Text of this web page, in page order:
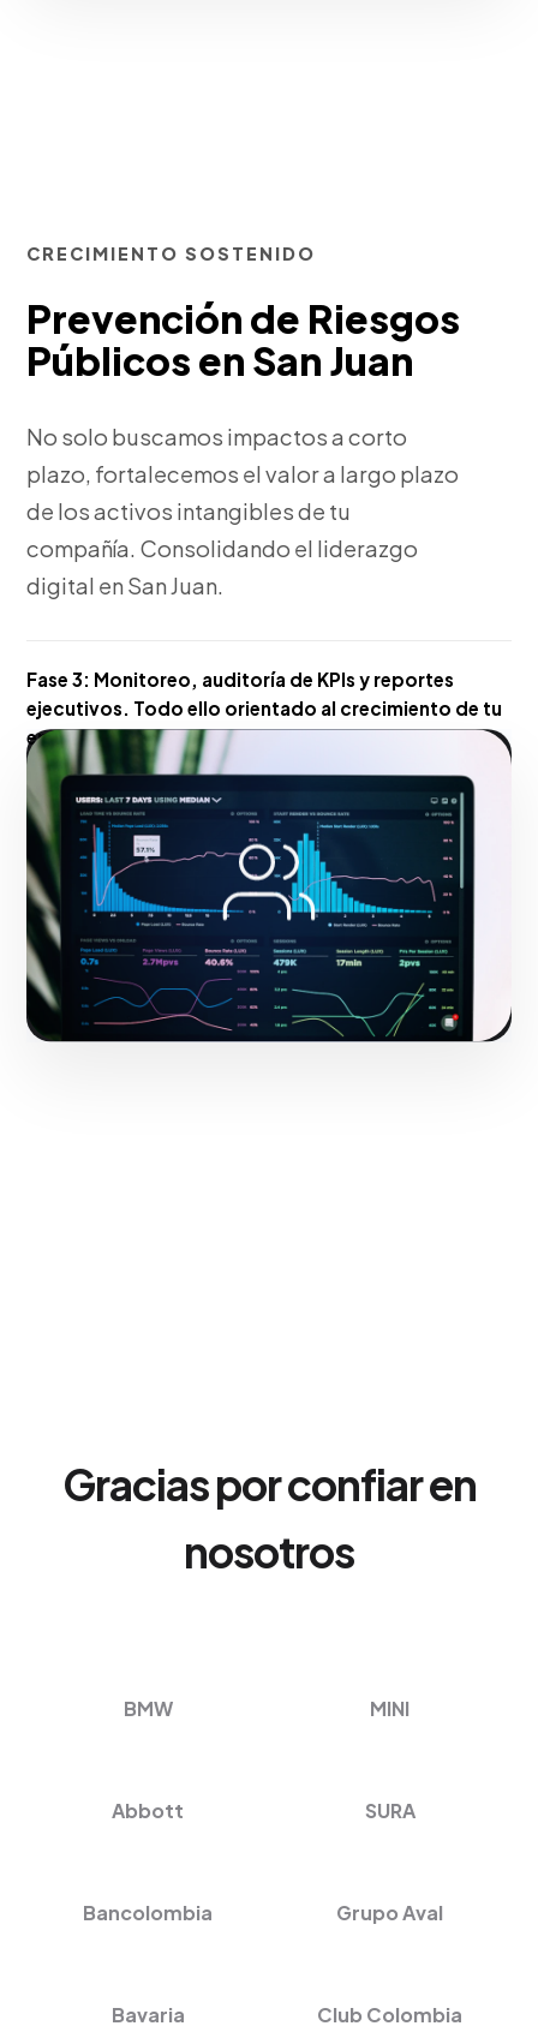
CRECIMIENTO SOSTENIDO
Prevención de Riesgos
Públicos en San Juan
No solo buscamos impactos a corto
plazo, fortalecemos el valor a largo plazo
de los activos intangibles de tu
compañía. Consolidando el liderazgo
digital en San Juan.
Fase 3: Monitoreo, auditoría de KPIs y reportes
ejecutivos. Todo ello orientado al crecimiento de tu
empresa en San Juan.
Hacerlo realidad
Gracias por confiar en
nosotros
BMW MINI
Abbott SURA
Bancolombia Grupo Aval
Bavaria Club Colombia